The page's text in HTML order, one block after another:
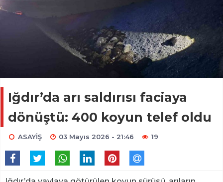
Iğdır’da arı saldırısı faciaya
dönüştü: 400 koyun telef oldu
ASAYİŞ 03 Mayıs 2026 - 21:46 19